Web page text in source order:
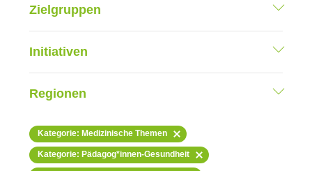
Zielgruppen
Initiativen
Regionen
Kategorie: Medizinische Themen
Kategorie: Pädagog*innen-Gesundheit